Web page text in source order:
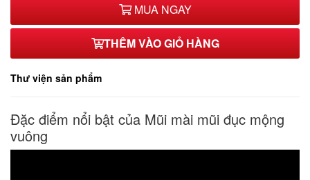
MUA NGAY
THÊM VÀO GIỎ HÀNG
Thư viện sản phẩm
Đặc điểm nổi bật của Mũi mài mũi đục mộng
vuông